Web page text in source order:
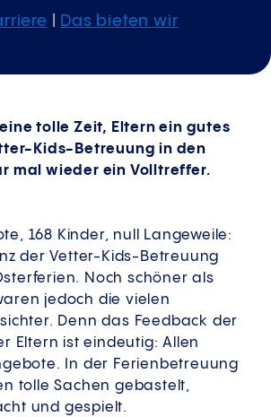
Das bieten wir
tolle Zeit, Eltern ein gutes
Kids-Betreuung in den
mal wieder ein Volltreffer.
168 Kinder, null Langeweile:
der Vetter-Kids-Betreuung
Noch schöner als
jedoch die vielen
Denn das Feedback der
Eltern ist eindeutig: Allen
In der Ferienbetreuung
tolle Sachen gebastelt,
und gespielt.